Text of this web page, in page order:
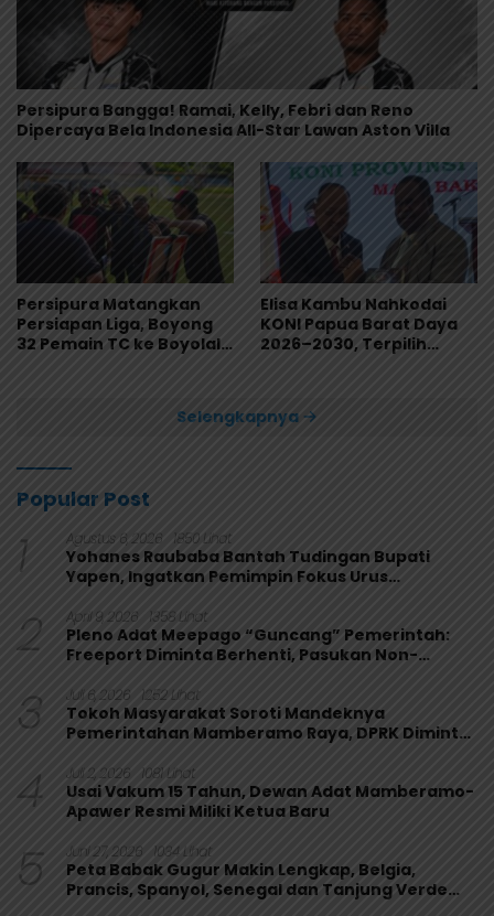
Persipura Bangga! Ramai, Kelly, Febri dan Reno
Dipercaya Bela Indonesia All-Star Lawan Aston Villa
Persipura Matangkan
Persiapan Liga, Boyong
32 Pemain TC ke Boyolali
Elisa Kambu Nahkodai
KONI Papua Barat Daya
2026–2030, Terpilih
Selengkapnya
Popular Post
1 Agustus 6, 2026 1850 Lihat
Yohanes Raubaba Bantah Tudingan Bupati
Yapen, Ingatkan Pemimpin Fokus Urus
2 April 9, 2026 1358 Lihat
Pleno Adat Meepago “Guncang” Pemerintah:
Freeport Diminta Berhenti, Pasukan Non-
3 Juli 6, 2026 1252 Lihat
Tokoh Masyarakat Soroti Mandeknya
Pemerintahan Mamberamo Raya, DPRK Diminta
4 Juli 2, 2026 1081 Lihat
Usai Vakum 15 Tahun, Dewan Adat Mamberamo-
Apawer Resmi Miliki Ketua Baru
5 Juni 27, 2026 1034 Lihat
Peta Babak Gugur Makin Lengkap, Belgia,
Prancis, Spanyol, Senegal dan Tanjung Verde